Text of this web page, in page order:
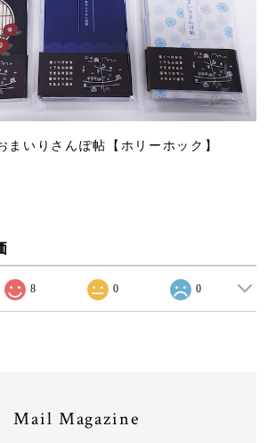
まいりさんぽ帖【ホリーホック】
8 0 0
Mail Magazine